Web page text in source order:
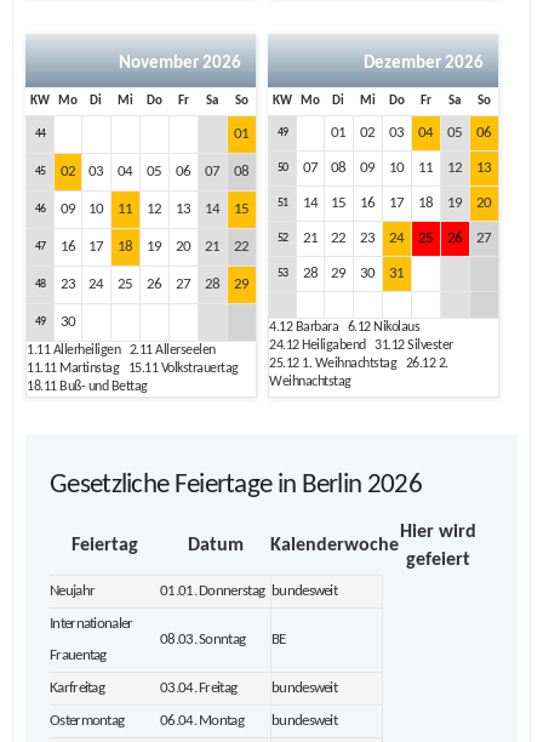
November 2026
KW Mo Di Mi Do Fr Sa So
44 01
45 02 03 04 05 06 07 08
46 09 10 11 12 13 14 15
47 16 17 18 19 20 21 22
48 23 24 25 26 27 28 29
49 30
1.11Allerheiligen 2.11Allerseelen
11.11Martinstag 15.11Volkstrauertag
18.11Buß- und Bettag
Dezember 2026
KW Mo Di Mi Do Fr Sa So
49 01 02 03 04 05 06
50 07 08 09 10 11 12 13
51 14 15 16 17 18 19 20
52 21 22 23 24 25 26 27
53 28 29 30 31
4.12Barbara 6.12Nikolaus
24.12Heiligabend 31.12Silvester
25.121. Weihnachtstag 26.122.
Weihnachtstag
Gesetzliche Feiertage in Berlin 2026
Feiertag Datum Kalenderwoche
Hier wird
gefeiert
Neujahr 01.01. Donnerstag bundesweit
Internationaler
Frauentag
08.03. Sonntag BE
Karfreitag 03.04. Freitag bundesweit
Ostermontag 06.04. Montag bundesweit